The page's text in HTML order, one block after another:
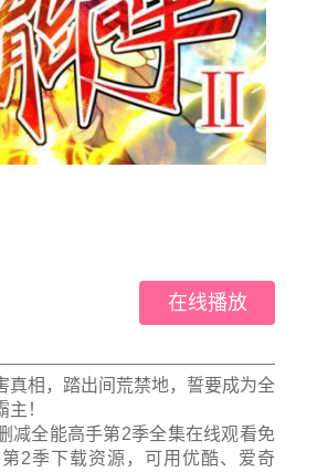
在线播放
真相，踏出间荒禁地，誓要成为全
！
减全能高手第2季全集在线观看免
2季下载资源，可用优酷、爱奇